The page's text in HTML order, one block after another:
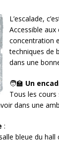
L’escalade,
Accessible
concentration
techniques de
dans une
🧑‍🏫 Un enc
Tous les
dans une
:
bleue du